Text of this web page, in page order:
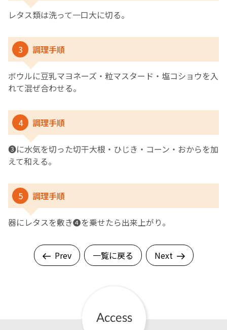
レタス類は洗って一口大に切る。
3 調理手順
ボウルに豆乳マヨネーズ・粒マスタード・塩コショウを入
れて混ぜ合わせる。
4 調理手順
❸に水気を切った切干大根・ひじき・コーン・おからを加
えて和える。
5 調理手順
器にレタスを敷き❹を乗せたら出来上がり。
Prev 一覧に戻る Next